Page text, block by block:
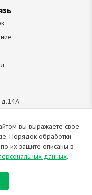
д.14А.
55
от 25.02.2009
материалов
вы выражаете свое
Порядок обработки
их защите описаны в
данных.